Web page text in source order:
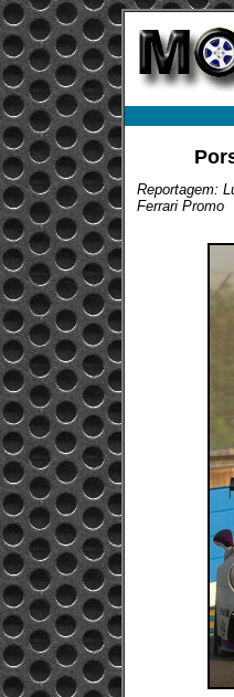
Reportagem:
Ferrari Promo